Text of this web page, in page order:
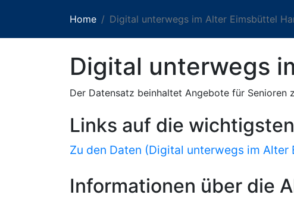
Home Digital unterwegs im Alter Eimsbüttel
Digital unterwegs
Der Datensatz beinhaltet Angebote für Senioren
Links auf die
Zu den Daten (Digital unterwegs im Alter
Informationen über die